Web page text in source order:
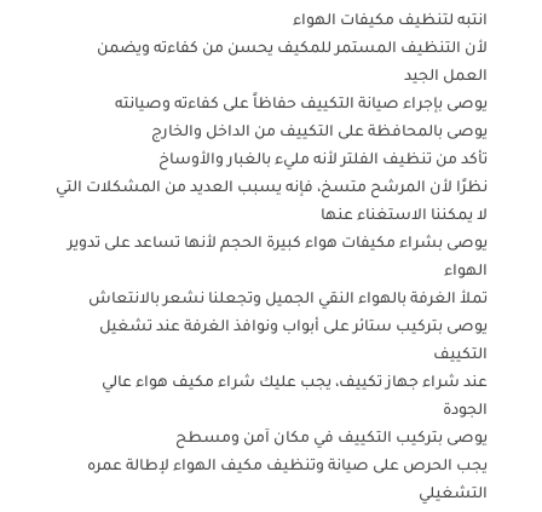
انتبه لتنظيف مكيفات الهواء
لأن التنظيف المستمر للمكيف يحسن من كفاءته ويضمن
العمل الجيد
يوصى بإجراء صيانة التكييف حفاظاً على كفاءته وصيانته
يوصى بالمحافظة على التكييف من الداخل والخارج
تأكد من تنظيف الفلتر لأنه مليء بالغبار والأوساخ
نظرًا لأن المرشح متسخ، فإنه يسبب العديد من المشكلات التي
لا يمكننا الاستغناء عنها
يوصى بشراء مكيفات هواء كبيرة الحجم لأنها تساعد على تدوير
الهواء
تملأ الغرفة بالهواء النقي الجميل وتجعلنا نشعر بالانتعاش
يوصى بتركيب ستائر على أبواب ونوافذ الغرفة عند تشغيل
التكييف
عند شراء جهاز تكييف، يجب عليك شراء مكيف هواء عالي
الجودة
يوصى بتركيب التكييف في مكان آمن ومسطح
يجب الحرص على صيانة وتنظيف مكيف الهواء لإطالة عمره
التشغيلي